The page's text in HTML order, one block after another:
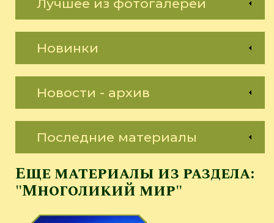
Лучшее из фотогалереи
Новинки
Новости - архив
Последние материалы
Еще материалы из раздела:
"Многоликий мир"